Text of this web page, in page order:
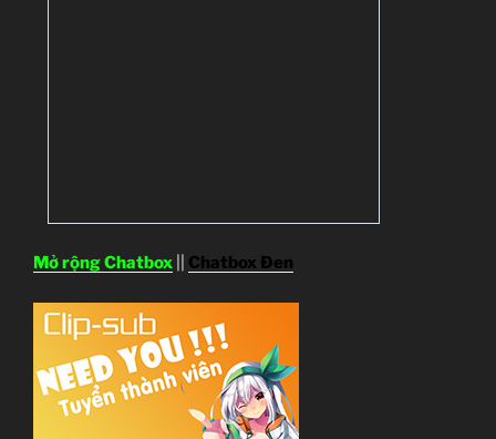
Mở rộng Chatbox Chatbox Đen